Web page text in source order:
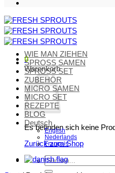
0
Warenkorb
Es befinden sich keine
Zurück zum Shop
Suchen
nach:
WIE MAN ZIEHEN
SPROSS SAMEN
SPROSS SET
ZUBEHÖR
MICRO SAMEN
MICRO SET
REZEPTE
BLOG
Deutsch
English
Nederlands
Français